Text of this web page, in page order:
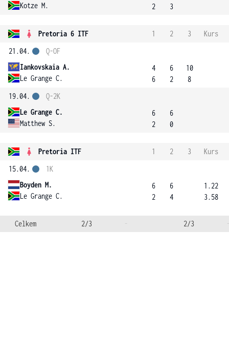
Kotze M.
2
3
Pretoria 6 ITF 1 2 3
Kurs
21.04.
Iankovskaia A.
Le Grange C.
Q-OF
4
6
6
2
10
8
19.04.
Le Grange C.
Matthew S.
Q-2K
6
2
6
0
Pretoria ITF 1 2 3
Kurs
15.04.
Boyden M.
Le Grange C.
1K
6
2
6
4
1.22
3.58
Celkem 2/3 - 2/3